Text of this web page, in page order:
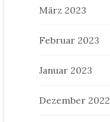
März 2023
Februar 2023
Januar 2023
Dezember 2022